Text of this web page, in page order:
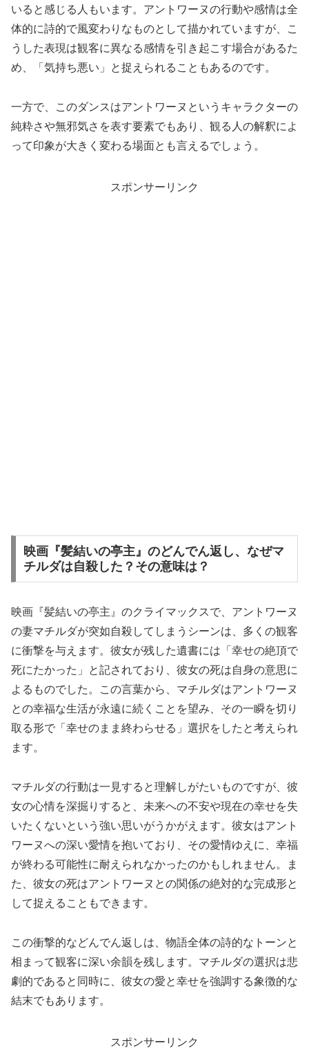
いると感じる人もいます。アントワーヌの行動や感情は全
体的に詩的で風変わりなものとして描かれていますが、こ
うした表現は観客に異なる感情を引き起こす場合があるた
め、「気持ち悪い」と捉えられることもあるのです。
一方で、このダンスはアントワーヌというキャラクターの
純粋さや無邪気さを表す要素でもあり、観る人の解釈によ
って印象が大きく変わる場面とも言えるでしょう。
スポンサーリンク
映画『髪結いの亭主』のどんでん返し、なぜマ
チルダは自殺した？その意味は？
映画『髪結いの亭主』のクライマックスで、アントワーヌ
の妻マチルダが突如自殺してしまうシーンは、多くの観客
に衝撃を与えます。彼女が残した遺書には「幸せの絶頂で
死にたかった」と記されており、彼女の死は自身の意思に
よるものでした。この言葉から、マチルダはアントワーヌ
との幸福な生活が永遠に続くことを望み、その一瞬を切り
取る形で「幸せのまま終わらせる」選択をしたと考えられ
ます。
マチルダの行動は一見すると理解しがたいものですが、彼
女の心情を深掘りすると、未来への不安や現在の幸せを失
いたくないという強い思いがうかがえます。彼女はアント
ワーヌへの深い愛情を抱いており、その愛情ゆえに、幸福
が終わる可能性に耐えられなかったのかもしれません。ま
た、彼女の死はアントワーヌとの関係の絶対的な完成形と
して捉えることもできます。
この衝撃的などんでん返しは、物語全体の詩的なトーンと
相まって観客に深い余韻を残します。マチルダの選択は悲
劇的であると同時に、彼女の愛と幸せを強調する象徴的な
結末でもあります。
スポンサーリンク